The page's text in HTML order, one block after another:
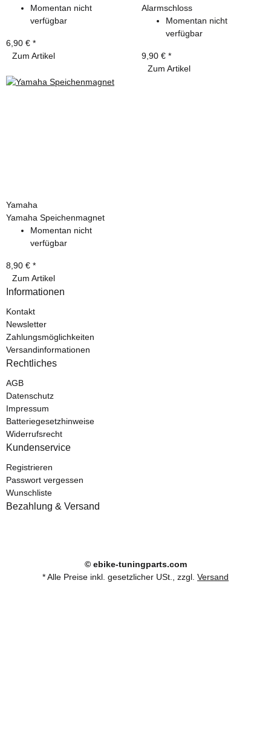
Momentan nicht
verfügbar
6,90 € *
Zum Artikel
Alarmschloss
Momentan nicht
verfügbar
9,90 € *
Zum Artikel
Yamaha
Yamaha Speichenmagnet
Momentan nicht
verfügbar
8,90 € *
Zum Artikel
Informationen
Kontakt
Newsletter
Zahlungsmöglichkeiten
Versandinformationen
Rechtliches
AGB
Datenschutz
Impressum
Batteriegesetzhinweise
Widerrufsrecht
Kundenservice
Registrieren
Passwort vergessen
Wunschliste
Bezahlung & Versand
© ebike-tuningparts.com
* Alle Preise inkl. gesetzlicher USt., zzgl. Versand